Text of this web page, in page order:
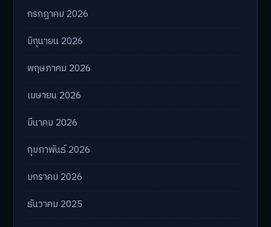
กรกฎาคม 2026
มิถุนายน 2026
พฤษภาคม 2026
เมษายน 2026
มีนาคม 2026
กุมภาพันธ์ 2026
มกราคม 2026
ธันวาคม 2025